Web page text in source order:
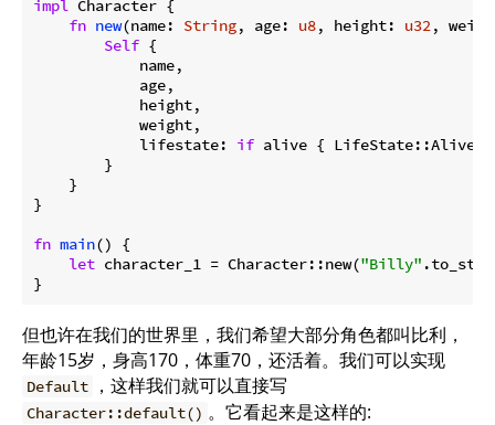
impl Character {
fn new(name: String, age: u8, height: u32,
Self {
            name,
            age,
            height,
            weight,
            lifestate:
if alive { LifeState::Alive
        }
    }
}
fn main() {
let character_1 = Character::new("Billy"
}
但也许在我们的世界里，我们希望大部分角色都叫比利，
年龄15岁，身高170，体重70，还活着。我们可以实现
Default ，这样我们就可以直接写
Character::default() 。它看起来是这样的: